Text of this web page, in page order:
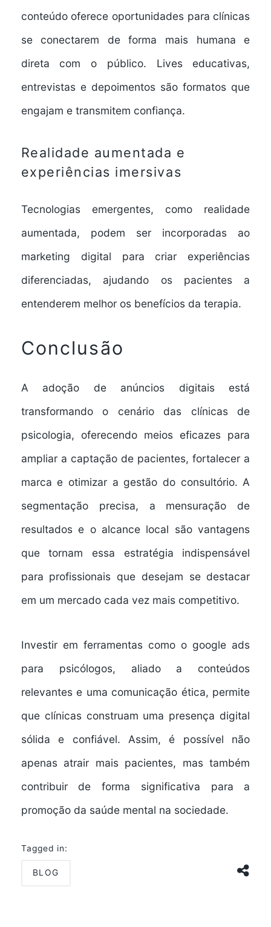
conteúdo oferece oportunidades para clínicas
se conectarem de forma mais humana e
direta com o público. Lives educativas,
entrevistas e depoimentos são formatos que
engajam e transmitem confiança.
Realidade aumentada e
experiências imersivas
Tecnologias emergentes, como realidade
aumentada, podem ser incorporadas ao
marketing digital para criar experiências
diferenciadas, ajudando os pacientes a
entenderem melhor os benefícios da terapia.
Conclusão
A adoção de anúncios digitaisestá
transformando o cenário das clínicas de
psicologia, oferecendo meios eficazes para
ampliar a captação de pacientes, fortalecer a
marca e otimizar a gestão do consultório. A
segmentação precisa, a mensuração de
resultados e o alcance local são vantagens
que tornam essa estratégia indispensável
para profissionais que desejam se destacar
em um mercado cada vez mais competitivo.
Investir em ferramentas como o google ads
para psicólogos, aliado a conteúdos
relevantes e uma comunicação ética, permite
que clínicas construam uma presença digital
sólida e confiável. Assim, é possível não
apenas atrair mais pacientes, mas também
contribuir de forma significativa para a
promoção da saúde mental na sociedade.
Tagged in:
BLOG